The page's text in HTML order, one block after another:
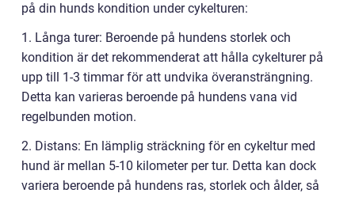
på din hunds kondition under cykelturen:
1. Långa turer: Beroende på hundens storlek och
kondition är det rekommenderat att hålla cykelturer på
upp till 1-3 timmar för att undvika överansträngning.
Detta kan varieras beroende på hundens vana vid
regelbunden motion.
2. Distans: En lämplig sträckning för en cykeltur med
hund är mellan 5-10 kilometer per tur. Detta kan dock
variera beroende på hundens ras, storlek och ålder, så